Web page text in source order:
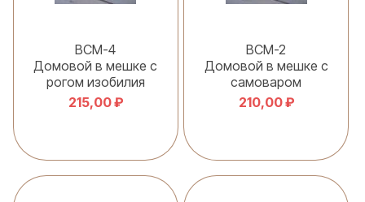
ВСМ-4
Домовой в мешке с
рогом изобилия
215,00 ₽
ВСМ-2
Домовой в мешке с
самоваром
210,00 ₽